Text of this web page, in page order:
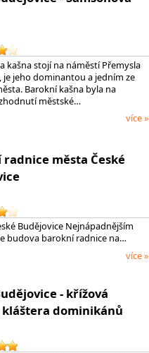
kašna stojí na náměstí Přemysla
je jeho dominantou a jedním ze
Barokní kašna byla na
městské…
více »
radnice města České
Budějovice Nejnápadnějším
budova barokní radnice na…
více »
- křížová
dominikánů